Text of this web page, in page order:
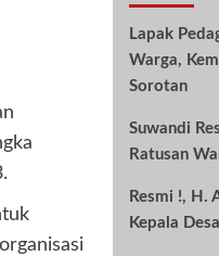
Lapak
Warga,
Sorotan
Suwandi
Ratusan
Resmi !, H.
Kepala